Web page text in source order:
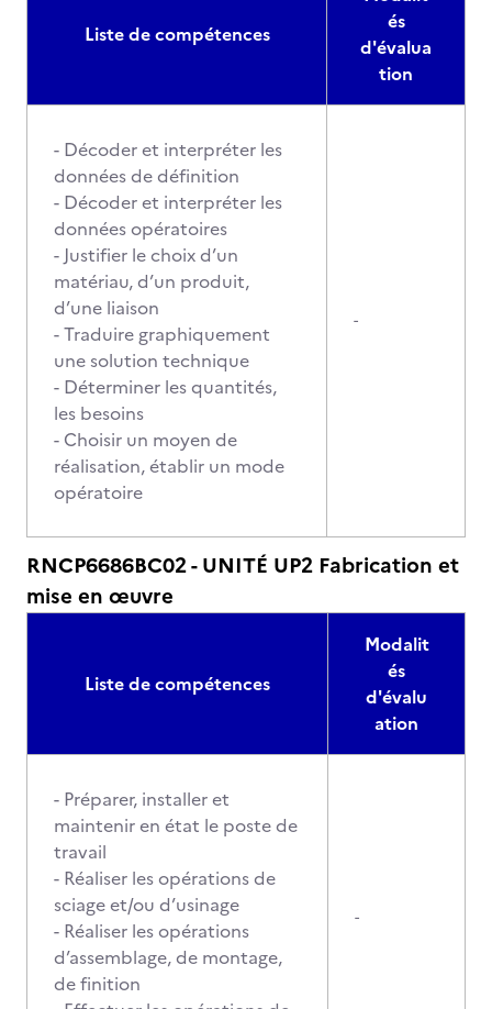
Liste de compétences
és
d'évalua
tion
- Décoder et interpréter les
données de définition
- Décoder et interpréter les
données opératoires
- Justifier le choix d’un
matériau, d’un produit,
d’une liaison
- Traduire graphiquement
une solution technique
- Déterminer les quantités,
les besoins
- Choisir un moyen de
réalisation, établir un mode
opératoire
-
RNCP6686BC02 - UNITÉ UP2 Fabrication et
mise en œuvre
Liste de compétences
Modalit
és
d'évalu
ation
- Préparer, installer et
maintenir en état le poste de
travail
- Réaliser les opérations de
sciage et/ou d’usinage
- Réaliser les opérations
d’assemblage, de montage,
de finition
-